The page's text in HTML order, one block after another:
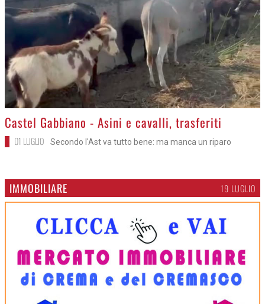
>
Castel Gabbiano - Asini e cavalli, trasferiti
01 LUGLIO Secondo l'Ast va tutto bene: ma manca un riparo
IMMOBILIARE 19 LUGLIO